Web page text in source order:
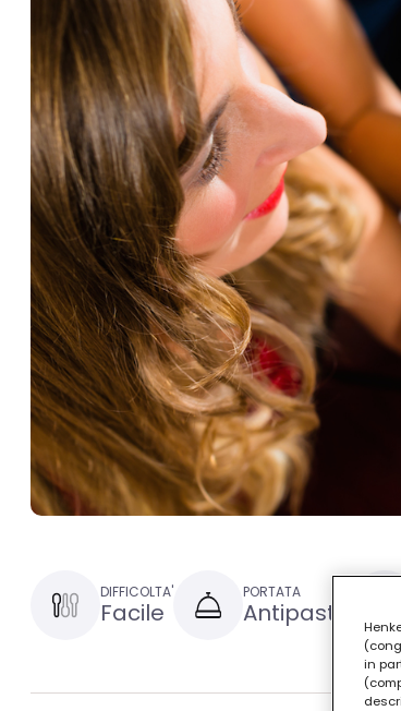
DIFFICOLTA'
Facile
PORTATA
Antipasto
in